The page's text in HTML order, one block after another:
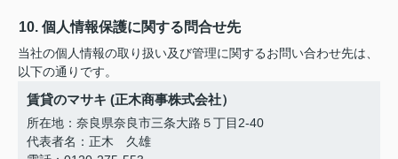
10. 個人情報保護に関する問合せ先
当社の個人情報の取り扱い及び管理に関するお問い合わせ先は、
以下の通りです。
賃貸のマサキ (正木商事株式会社）
所在地：奈良県奈良市三条大路５丁目2-40
代表者名：正木 久雄